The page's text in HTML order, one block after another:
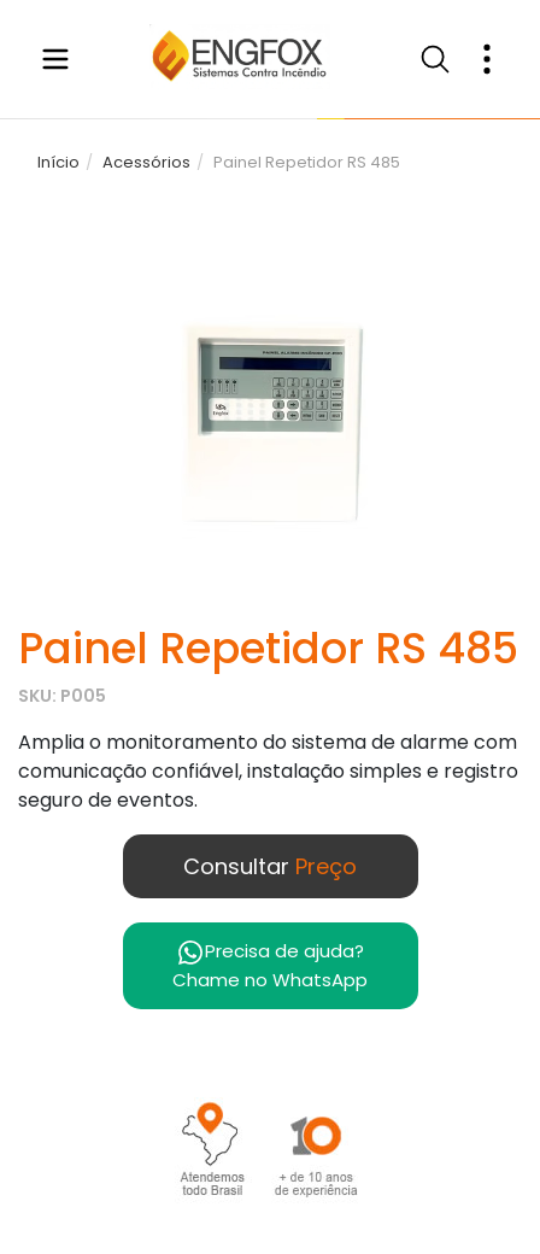
Início Acessórios Painel Repetidor RS 485
Painel Repetidor RS 485
SKU: P005
Amplia o monitoramento do sistema de alarme com
comunicação confiável, instalação simples e registro
seguro de eventos.
Consultar Preço
Precisa de ajuda?
Chame no WhatsApp